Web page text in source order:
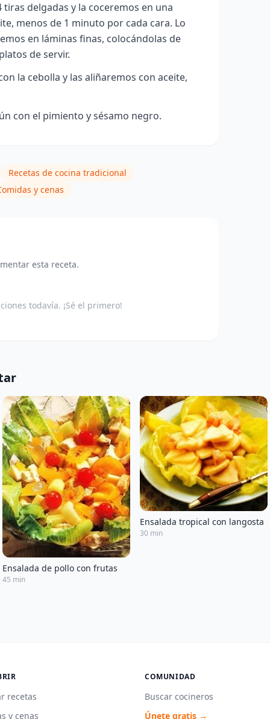
delgadas y la coceremos en una
menos de 1 minuto por cada cara. Lo
en láminas finas, colocándolas de
de servir.
la cebolla y las aliñaremos con aceite,
con el pimiento y sésamo negro.
Recetas de cocina tradicional
y cenas
esta receta.
todavía. ¡Sé el primero!
Ensalada de pollo con frutas
45 min
Ensalada tropical con langosta
30 min
recetas
y cenas
COMUNIDAD
Buscar cocineros
Únete gratis →